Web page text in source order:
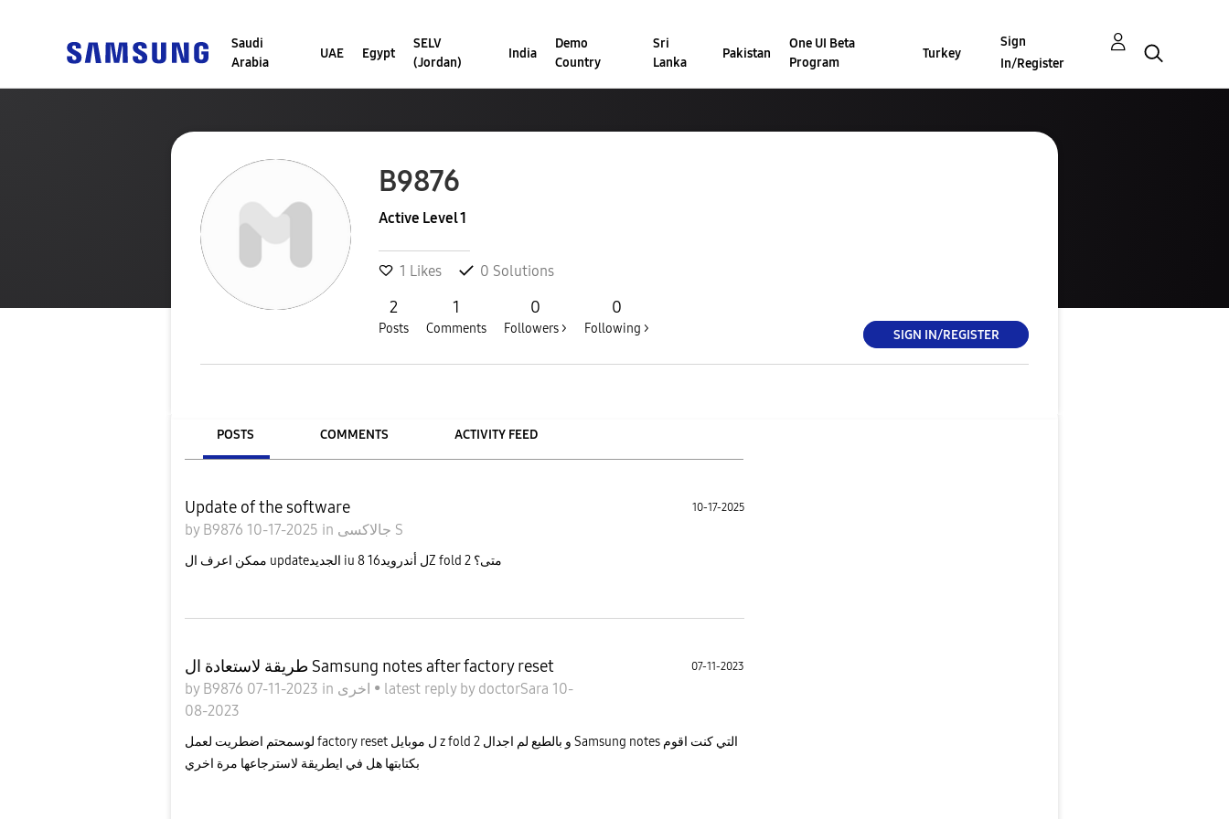
Saudi
Arabia
UAE Egypt
SELV
(Jordan)
India
Demo
Country
Sri
Lanka
Pakistan
One UI Beta
Program
Turkey
Sign
In/Register
B9876
Active Level 1
1 Likes 0 Solutions
2
Posts
1
Comments
0
Followers >
0
Following > SIGN IN/REGISTER
POSTS COMMENTS ACTIVITY FEED
Update of the software
by B9876 10-17-2025 in جالاكسى S
10-17-2025
ممكن اعرف ال updateالجديد iu 8 ل أندرويد16Z fold 2 متى؟
طريقة لاستعادة ال Samsung notes after factory reset
by B9876 07-11-2023 in • latest reply by doctorSara 10-
08-2023
07-11-2023
لوسمحتم اضطريت لعمل factory reset ل موبايل z fold 2 و بالطبع لم اجدال Samsung notes التي كنت اقوم
بكتابتها هل في ايطريقة لاسترجاعها مرة اخري